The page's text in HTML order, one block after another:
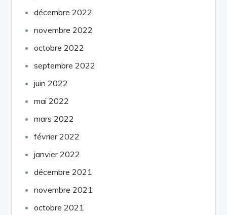
décembre 2022
novembre 2022
octobre 2022
septembre 2022
juin 2022
mai 2022
mars 2022
février 2022
janvier 2022
décembre 2021
novembre 2021
octobre 2021